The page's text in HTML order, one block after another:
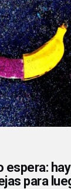
espera:
para